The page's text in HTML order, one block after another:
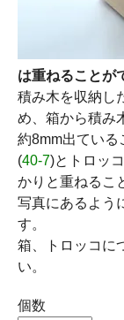
は重ねることが
積み木を収納し
め、箱から積み
約8mm出ている
(40-7)とトロッ
かりと重ねるこ
写真にあるよう
す。
箱、トロッコに
い。
個数